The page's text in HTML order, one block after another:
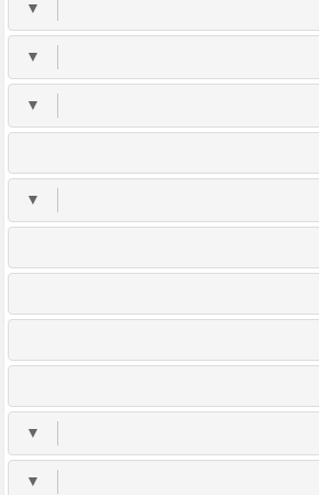
▼
▼
▼
▼
▼
▼